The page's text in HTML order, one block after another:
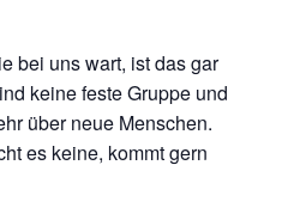
bei uns wart, ist das gar
keine feste Gruppe und
über neue Menschen.
es keine, kommt gern